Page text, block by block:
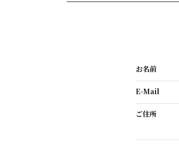
お名前
E-Mail
ご住所